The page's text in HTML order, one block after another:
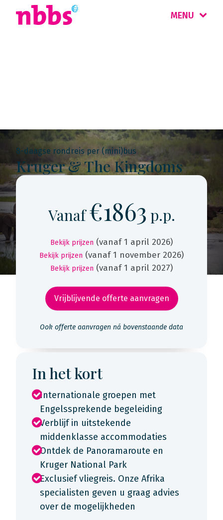
MENU
8-daagse rondreis per (mini)bus
Kruger & The Kingdoms
Vanaf€1863 p.p.
Bekijk prijzen (vanaf 1 april 2026)
Bekijk prijzen (vanaf 1 november 2026)
Bekijk prijzen (vanaf 1 april 2027)
Vrijblijvende offerte aanvragen
Ook offerte aanvragen ná bovenstaande data
In het kort
Internationale groepen met
Engelssprekende begeleiding
Verblijf in uitstekende
middenklasse accommodaties
Ontdek de Panoramaroute en
Kruger National Park
Exclusief vliegreis. Onze Afrika
specialisten geven u graag advies
over de mogelijkheden